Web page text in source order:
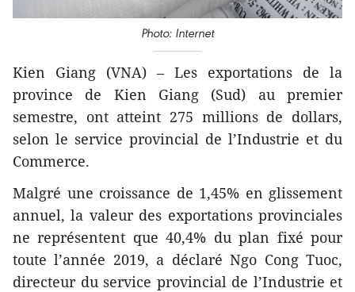
Photo: Internet
Kien Giang (VNA) – Les exportations de la
province de Kien Giang (Sud) au premier
semestre, ont atteint 275 millions de dollars,
selon le service provincial de l’Industrie et du
Commerce.
Malgré une croissance de 1,45% en glissement
annuel, la valeur des exportations provinciales
ne représentent que 40,4% du plan fixé pour
toute l’année 2019, a déclaré Ngo Cong Tuoc,
directeur du service provincial de l’Industrie et